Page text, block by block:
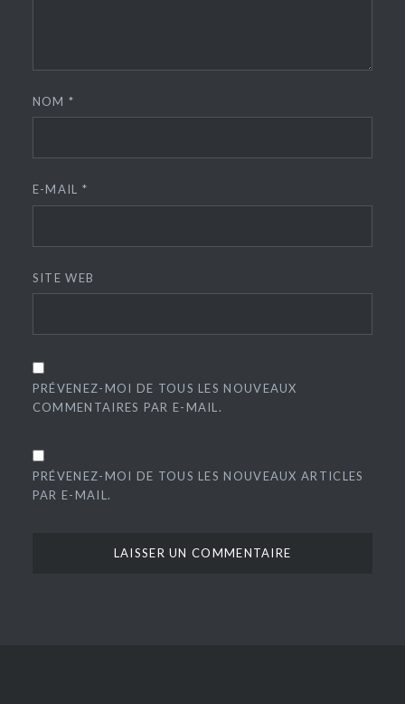
NOM*
E-MAIL *
SITE WEB
PRÉVENEZ-MOI DE TOUS LES NOUVEAUX
COMMENTAIRES PAR E-MAIL.
PRÉVENEZ-MOI DE TOUS LES NOUVEAUX ARTICLES
PAR E-MAIL.